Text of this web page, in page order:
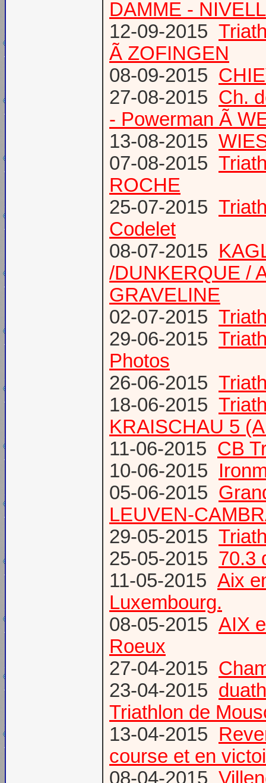
DAMME -
12-09-2015
Ã ZOFINGEN
08-09-2015
27-08-2015 Ch.
- Powerman Ã
13-08-2015
07-08-2015
ROCHE
25-07-2015
Codelet
08-07-2015
/DUNKERQUE /
GRAVELINE
02-07-2015
29-06-2015
Photos
26-06-2015
18-06-2015
KRAISCHAU 5
11-06-2015 CB
10-06-2015
05-06-2015
LEUVEN-
29-05-2015
25-05-2015 70.3
11-05-2015 Aix
Luxembourg.
08-05-2015 AIX
Roeux
27-04-2015
23-04-2015
Triathlon de
13-04-2015
course et en
08-04-2015